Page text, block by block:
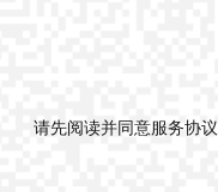
请先阅读并同意服务协议